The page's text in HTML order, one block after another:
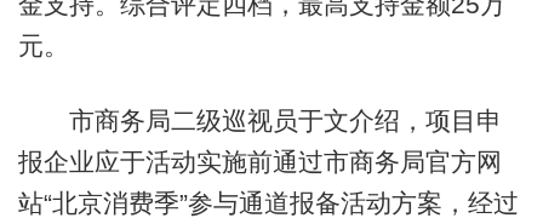
元。
市商务局二级巡视员于文介绍，项目申
报企业应于活动实施前通过市商务局官方网
站“北京消费季”参与通道报备活动方案，经过